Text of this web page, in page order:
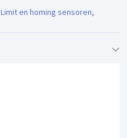
Limit en homing sensoren,